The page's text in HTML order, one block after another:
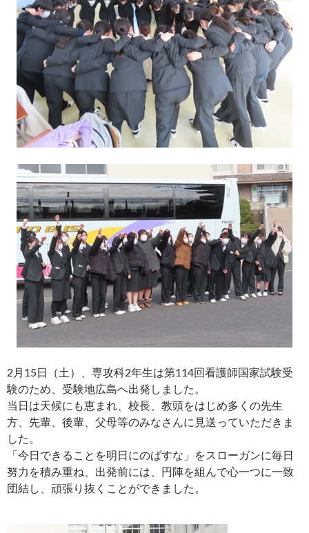
2月15日（土）、専攻科2年生は第114回看護師国家試験受
験のため、受験地広島へ出発しました。
当日は天候にも恵まれ、校長、教頭をはじめ多くの先生
方、先輩、後輩、父母等のみなさんに見送っていただきま
した。
「今日できることを明日にのばすな」をスローガンに毎日
努力を積み重ね、出発前には、円陣を組んで心一つに一致
団結し、頑張り抜くことができました。